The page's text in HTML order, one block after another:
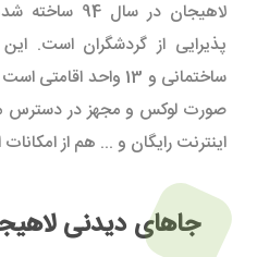
لاهیجان در
صورت لوکس و مجهز در دسترس
اینترنت رایگان و ... هم از
جاهای دیدنی